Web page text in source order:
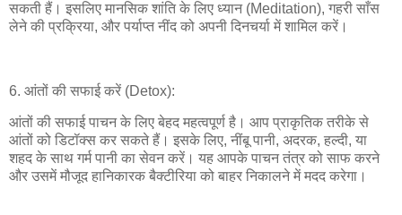
सकती हैं। इसलिए मानसिक शांति के लिए ध्यान (Meditation), गहरी साँस
लेने की प्रक्रिया, और पर्याप्त नींद को अपनी दिनचर्या में शामिल करें।
6. आंतों की सफाई करें (Detox):
आंतों की सफाई पाचन के लिए बेहद महत्वपूर्ण है। आप प्राकृतिक तरीके से
आंतों को डिटॉक्स कर सकते हैं। इसके लिए, नींबू पानी, अदरक, हल्दी, या
शहद के साथ गर्म पानी का सेवन करें। यह आपके पाचन तंत्र को साफ करने
और उसमें मौजूद हानिकारक बैक्टीरिया को बाहर निकालने में मदद करेगा।